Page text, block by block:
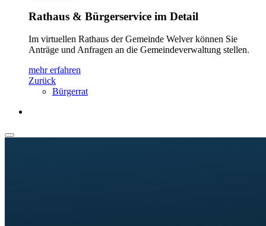
Rathaus & Bürgerservice im Detail
Im virtuellen Rathaus der Gemeinde Welver können Sie
Anträge und Anfragen an die Gemeindeverwaltung stellen.
mehr erfahren
Zurück
Bürgerrat